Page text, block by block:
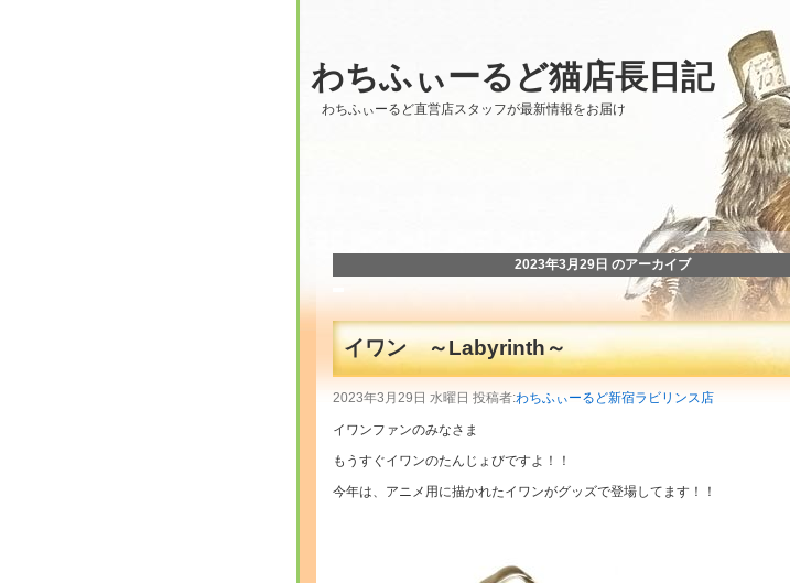
わちふぃーるど猫店長日記
わちふぃーるど直営店スタッフが最新情報をお届け
2023年3月29日 のアーカイブ
イワン ～Labyrinth～
2023年3月29日 水曜日 投稿者:わちふぃーるど新宿ラビリンス店
イワンファンのみなさま
もうすぐイワンのたんじょびですよ！！
今年は、アニメ用に描かれたイワンがグッズで登場してます！！